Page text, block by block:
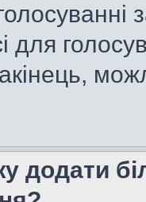
для
додати